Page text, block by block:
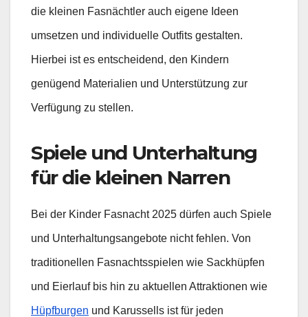
die kleinen Fasnächtler auch eigene Ideen
umsetzen und individuelle Outfits gestalten.
Hierbei ist es entscheidend, den Kindern
genügend Materialien und Unterstützung zur
Verfügung zu stellen.
Spiele und Unterhaltung
für die kleinen Narren
Bei der Kinder Fasnacht 2025 dürfen auch Spiele
und Unterhaltungsangebote nicht fehlen. Von
traditionellen Fasnachtsspielen wie Sackhüpfen
und Eierlauf bis hin zu aktuellen Attraktionen wie
Hüpfburgen und Karussells ist für jeden